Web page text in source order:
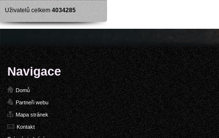
Uživatelů celkem 4034285
Navigace
Domů
Partneři webu
Mapa stránek
Kontakt